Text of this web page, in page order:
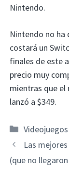
Nintendo.
Nintendo no ha
costará un
finales de este
precio muy
mientras que el
lanzó a $349.
Categorías
Videojuegos
Las
(que no